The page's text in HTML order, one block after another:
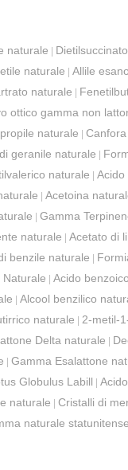
naturale |
naturale | Allile
naturale |
ottico gamma non
naturale |
geranile naturale |
naturale | Acido
| Acetoina
| Gamma
naturale | Acetato di
benzile naturale |
Naturale | Acido
| Alcool benzilico
naturale | 2-metil-
Delta naturale |
| Gamma Esalattone
Globulus Labill |
naturale | Cristalli di
naturale statunitense